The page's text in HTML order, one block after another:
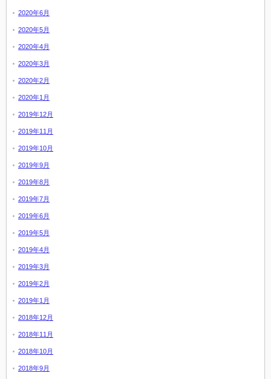
2020年6月
2020年5月
2020年4月
2020年3月
2020年2月
2020年1月
2019年12月
2019年11月
2019年10月
2019年9月
2019年8月
2019年7月
2019年6月
2019年5月
2019年4月
2019年3月
2019年2月
2019年1月
2018年12月
2018年11月
2018年10月
2018年9月